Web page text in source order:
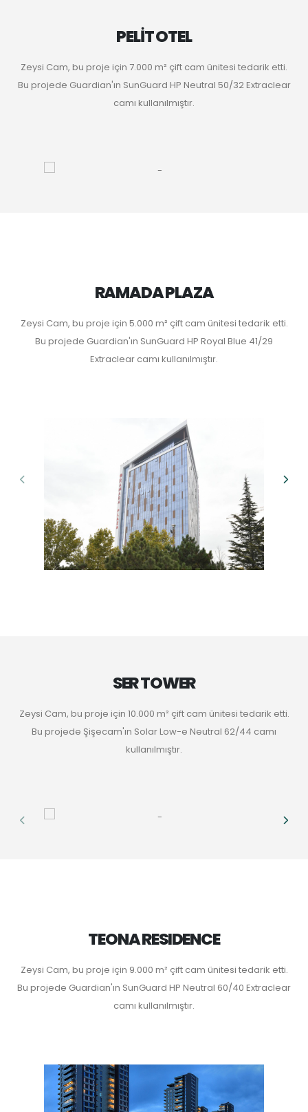
PELİT OTEL
Zeysi Cam, bu proje için 7.000 m² çift cam ünitesi tedarik etti.
Bu projede Guardian'ın SunGuard HP Neutral 50/32 Extraclear
camı kullanılmıştır.
RAMADA PLAZA
Zeysi Cam, bu proje için 5.000 m² çift cam ünitesi tedarik etti.
Bu projede Guardian'ın SunGuard HP Royal Blue 41/29
Extraclear camı kullanılmıştır.
SER TOWER
Zeysi Cam, bu proje için 10.000 m² çift cam ünitesi tedarik etti.
Bu projede Şişecam'ın Solar Low-e Neutral 62/44 camı
kullanılmıştır.
TEONA RESIDENCE
Zeysi Cam, bu proje için 9.000 m² çift cam ünitesi tedarik etti.
Bu projede Guardian'ın SunGuard HP Neutral 60/40 Extraclear
camı kullanılmıştır.